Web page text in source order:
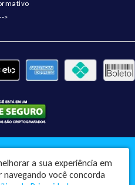
>
- CNPJ: 18.561.656/0001-49
- Pindorama / SP - CEP: 15830-045
© 2026
a sua experiência em
navegando você concorda